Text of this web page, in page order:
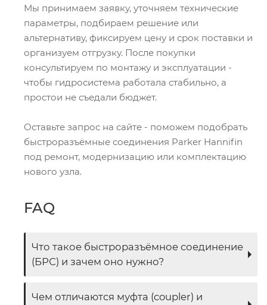
Мы принимаем заявку, уточняем технические
параметры, подбираем решение или
альтернативу, фиксируем цену и срок поставки и
организуем отгрузку. После покупки
консультируем по монтажу и эксплуатации -
чтобы гидросистема работала стабильно, а
простои не съедали бюджет.
Оставьте запрос на сайте - поможем подобрать
быстроразъёмные соединения Parker Hannifin
под ремонт, модернизацию или комплектацию
нового узла.
FAQ
Что такое быстроразъёмное соединение
(БРС) и зачем оно нужно?
Чем отличаются муфта (coupler) и